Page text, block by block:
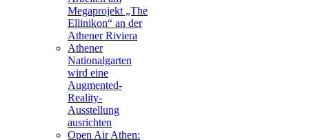
Megaprojekt „The
Ellinikon“ an der
Athener Riviera
Athener
Nationalgarten
wird eine
Augmented-
Reality-
Ausstellung
ausrichten
Open Air Athen: